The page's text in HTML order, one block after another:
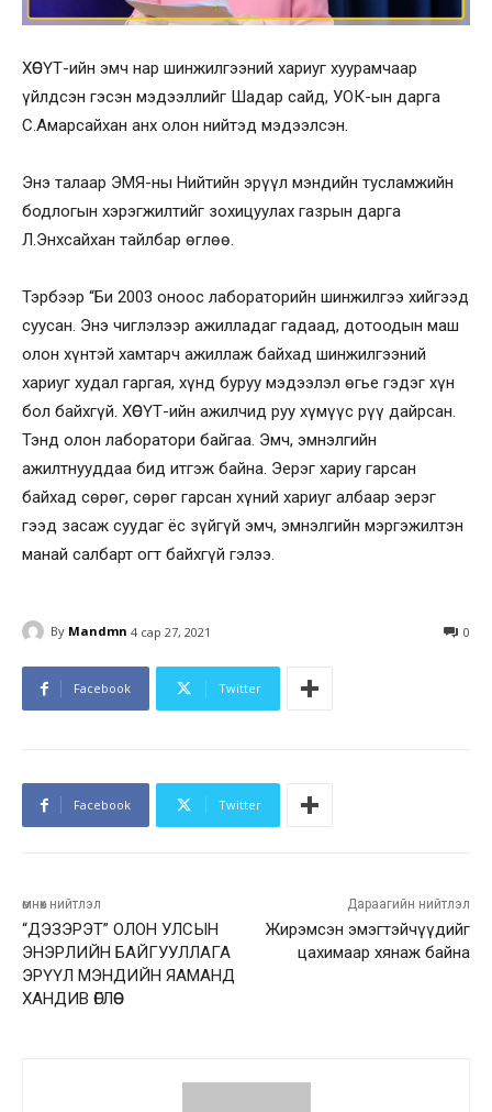
ХӨСҮТ-ийн эмч нар шинжилгээний хариуг хуурамчаар
үйлдсэн гэсэн мэдээллийг Шадар сайд, УОК-ын дарга
С.Амарсайхан анх олон нийтэд мэдээлсэн.
Энэ талаар ЭМЯ-ны Нийтийн эрүүл мэндийн тусламжийн
бодлогын хэрэгжилтийг зохицуулах газрын дарга
Л.Энхсайхан тайлбар өглөө.
Тэрбээр “Би 2003 оноос лабораторийн шинжилгээ хийгээд
суусан. Энэ чиглэлээр ажилладаг гадаад, дотоодын маш
олон хүнтэй хамтарч ажиллаж байхад шинжилгээний
хариуг худал гаргая, хүнд буруу мэдээлэл өгье гэдэг хүн
бол байхгүй. ХӨСҮТ-ийн ажилчид руу хүмүүс рүү дайрсан.
Тэнд олон лаборатори байгаа. Эмч, эмнэлгийн
ажилтнууддаа бид итгэж байна. Эерэг хариу гарсан
байхад сөрөг, сөрөг гарсан хүний хариуг албаар эерэг
гээд засаж суудаг ёс зүйгүй эмч, эмнэлгийн мэргэжилтэн
манай салбарт огт байхгүй гэлээ.
By Mandmn 4 сар 27, 2021 0
Facebook Twitter
Facebook Twitter
өмнөх нийтлэл
“ДЭЗЭРЭТ” ОЛОН УЛСЫН
ЭНЭРЛИЙН БАЙГУУЛЛАГА
ЭРҮҮЛ МЭНДИЙН ЯАМАНД
ХАНДИВ ӨГЛӨӨ
Дараагийн нийтлэл
Жирэмсэн эмэгтэйчүүдийг
цахимаар хянаж байна